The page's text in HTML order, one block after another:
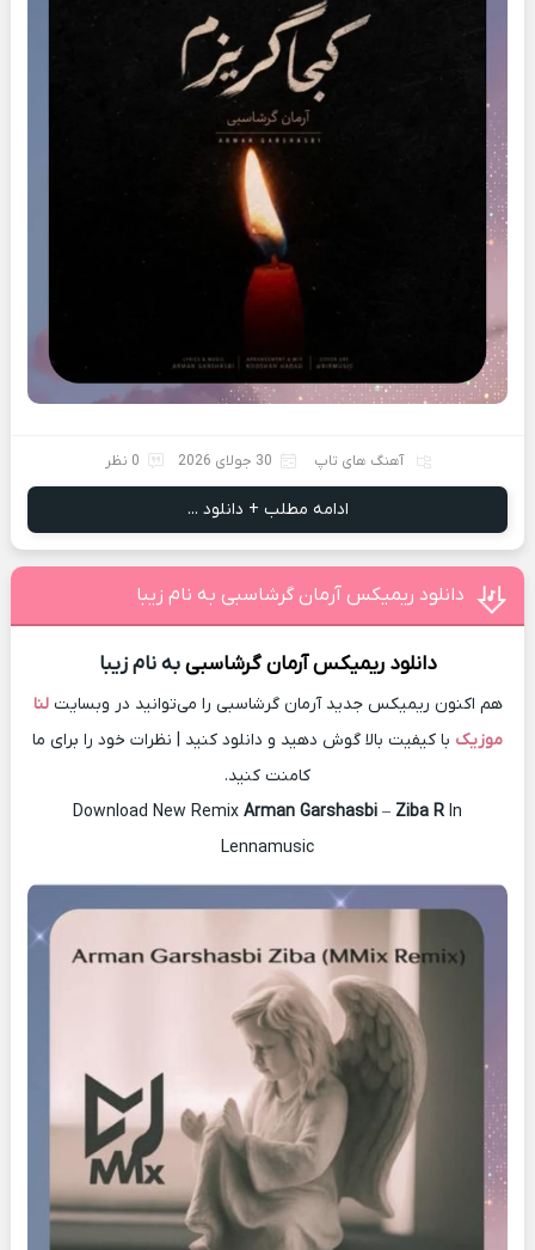
آهنگ های تاپ 30 جولای 2026 0 نظر
ادامه مطلب + دانلود ...
دانلود ریمیکس آرمان گرشاسبی به نام زیبا
دانلود ریمیکس آرمان گرشاسبیبه نام زیبا
هم اکنون ریمیکس جدید آرمان گرشاسبی را می‌توانید در وبسایتلنا
موزیک با کیفیت بالا گوش دهید و دانلود کنید | نظرات خود را برای ما
کامنت کنید.
Download New Remix Arman Garshasbi – Ziba R In
Lennamusic